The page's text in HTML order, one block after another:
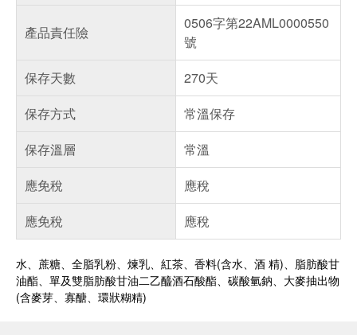
產品責任險
0506字第22AML0000550
號
保存天數
270天
保存方式
常溫保存
保存溫層
常溫
應免稅
應稅
應免稅
應稅
水、蔗糖、全脂乳粉、煉乳、紅茶、香料(含水、酒 精)、脂肪酸甘
油酯、單及雙脂肪酸甘油二乙醯酒石酸酯、碳酸氫鈉、大麥抽出物
(含麥芽、寡醣、環狀糊精)